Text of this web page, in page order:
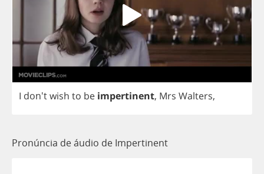
I don'twish to be impertinent, Mrs Walters,
Pronúncia de áudio de Impertinent